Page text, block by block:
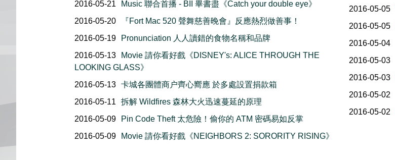
2016-05-21
Music 聯合首播 - BII 畢書盡《Catch your double eye》
2016-05-20
『Fort Mac 520 聲舞慈善晚會』反應熱烈做善事！
2016-05-19
Pronunciation 人人讀錯的食物名稱和品牌
2016-05-13
Movie 請你看好戲《DISNEY's: ALICE THROUGH THE
LOOKING GLASS》
2016-05-13 卡城各團體商户齊心嚮應 於多處設置捐款箱
2016-05-11
拆解 Wildfires 森林大火迅速蔓延的原理
2016-05-09
Pin Code Theft 太危險！偷你的 ATM 密碼易如反掌
2016-05-09
Movie 請你看好戲《NEIGHBORS 2: SORORITY RISING》
2016-05-05
2016-05-05
2016-05-04
2016-05-03
2016-05-03
2016-05-02
2016-05-02